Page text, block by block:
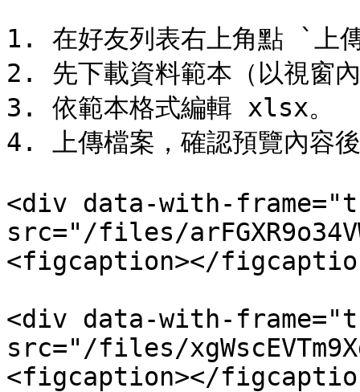
1. 在好友列表右上角點 `上
2. 先下載資料範本（以視窗
3. 依範本格式編輯 xlsx。
4. 上傳檔案，確認預覽內容
<div data-with-
src="/files/
<figcaption></
<div data-with-
src="/files/
<figcaption></